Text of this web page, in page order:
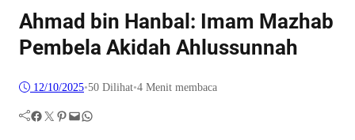
Ahmad bin Hanbal: Imam Mazhab
Pembela Akidah Ahlussunnah
12/10/2025•50 Dilihat•4 Menit membaca
Facebook Twitter Pinterest Mail WhatsApp